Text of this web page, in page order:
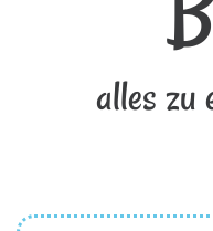
alles zu